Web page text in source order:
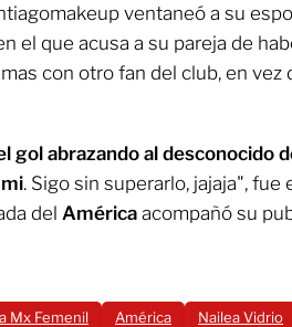
ventaneó a su
el que acusa a su pareja de
con otro fan del club, en vez
gol abrazando al desconocido
. Sigo sin superarlo, jajaja", fue
del América acompañó su
Mx Femenil América Nailea Vidrio